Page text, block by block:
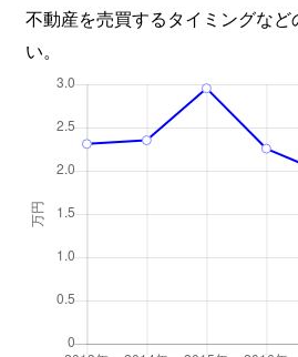
不動産を売買するタイミングなど
い。